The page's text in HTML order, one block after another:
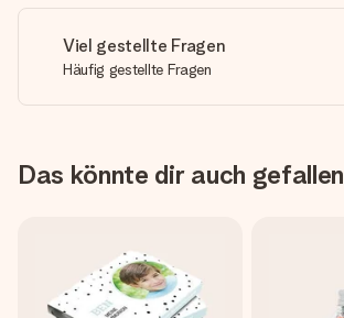
Viel gestellte Fragen
Häufig gestellte Fragen
Das könnte dir auch gefallen